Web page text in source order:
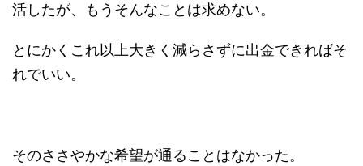
活したが、もうそんなことは求めない。
とにかくこれ以上大きく減らさずに出金できればそ
れでいい。
そのささやかな希望が通ることはなかった。